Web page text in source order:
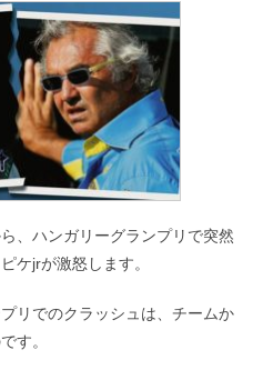
、ハンガリーグランプリで突然
ケjrが激怒します。
リでのクラッシュは、チームか
す。